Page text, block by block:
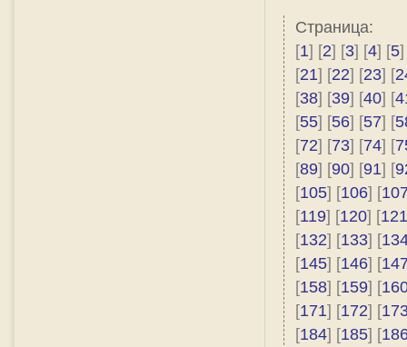
Страница:
[1] [2] [3] [4] [5]
[21] [22] [23] [
[38] [39] [40] [
[55] [56] [57] [
[72] [73] [74] [
[89] [90] [91] [
[105] [106] [
[119] [120] [121
[132] [133] [
[145] [146] [
[158] [159] [
[171] [172] [
[184] [185] [